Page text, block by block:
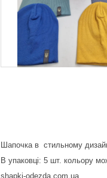
Шапочка в стильному
В упаковці: 5 шт. кольору
shapki-odezda.com.ua